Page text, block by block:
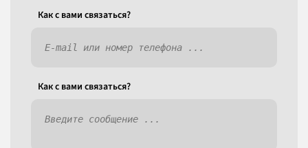
Как c вами связаться?
Как c вами связаться?